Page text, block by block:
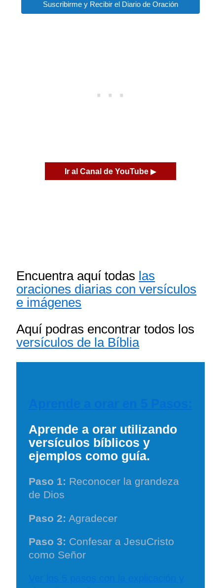
Suscribirme y Recibir el Diario de Oración
Ir al Canal de YouTube ▶
Encuentra aquí todas las
oraciones diarias con versículos
e imágenes
Aquí podras encontrar todos los
versículos de la Bíblia
Aprende a orar utilizando
versículos bíblicos y
ejemplos como guía.
Paso 1: Reconocer la grandeza
de Dios
Paso 2: Agradecer
Paso 3: Confesar a JesuCristo
como Señor